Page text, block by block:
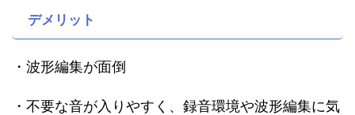
デメリット
・波形編集が面倒
・不要な音が入りやすく、録音環境や波形編集に気